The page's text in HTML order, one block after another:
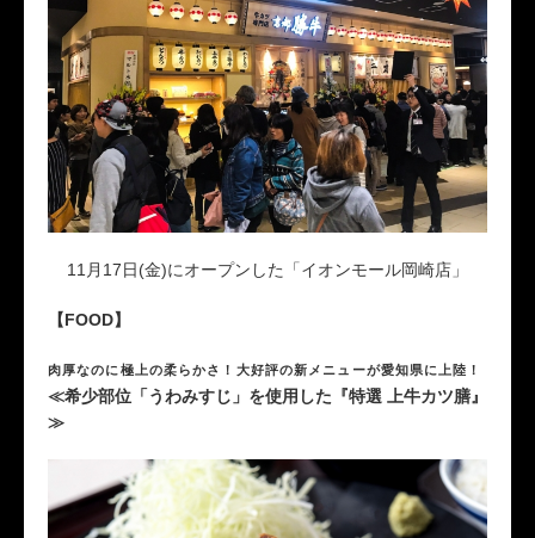
11月17日(金)にオープンした「イオンモール岡崎店」
【FOOD】
肉厚なのに極上の柔らかさ！大好評の新メニューが愛知県に上陸！
≪希少部位「うわみすじ」を使用した『特選 上牛カツ膳』
≫